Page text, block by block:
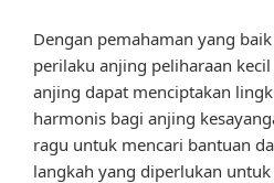
Dengan pemahaman yang
perilaku anjing peliharaan
anjing dapat menciptakan
harmonis bagi anjing
ragu untuk mencari bantuan
langkah yang diperlukan